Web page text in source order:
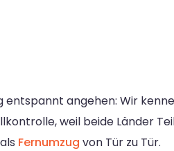
angehen: Wir
weil beide Länder
Fernumzug von Tür zu Tür.